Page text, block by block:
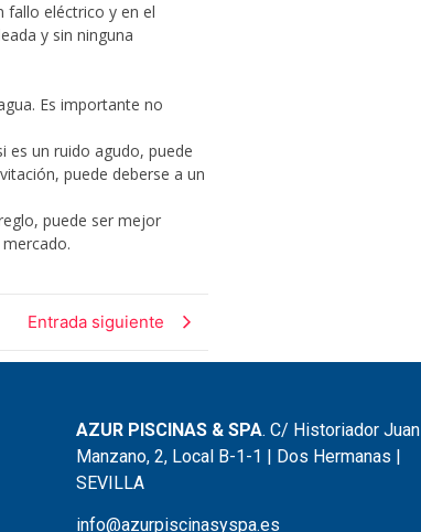
fallo eléctrico y en el
y sin ninguna
Es importante no
es un ruido agudo, puede
puede deberse a un
puede ser mejor
Entrada siguiente
AZUR PISCINAS & SPA. C/ Historiador Juan
Manzano, 2, Local B-1-1 | Dos Hermanas |
SEVILLA
info@azurpiscinasyspa.es